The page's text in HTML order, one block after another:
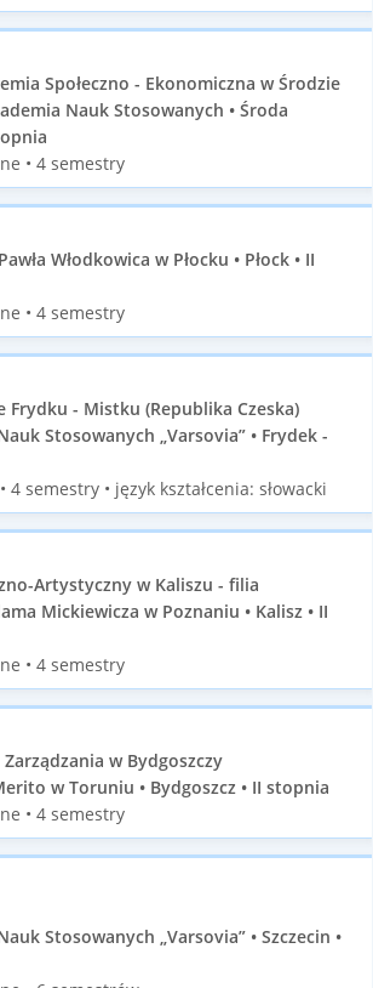
Społeczno - Ekonomiczna w Środzie
Nauk Stosowanych • Środa
• 4 semestry
Włodkowica w Płocku • Płock • II
• 4 semestry
Frydku - Mistku (Republika Czeska)
Stosowanych „Varsovia” • Frydek -
semestry • język kształcenia: słowacki
Artystyczny w Kaliszu - filia
Mickiewicza w Poznaniu • Kalisz • II
• 4 semestry
w Bydgoszczy
w Toruniu • Bydgoszcz • II stopnia
• 4 semestry
Stosowanych „Varsovia” • Szczecin •